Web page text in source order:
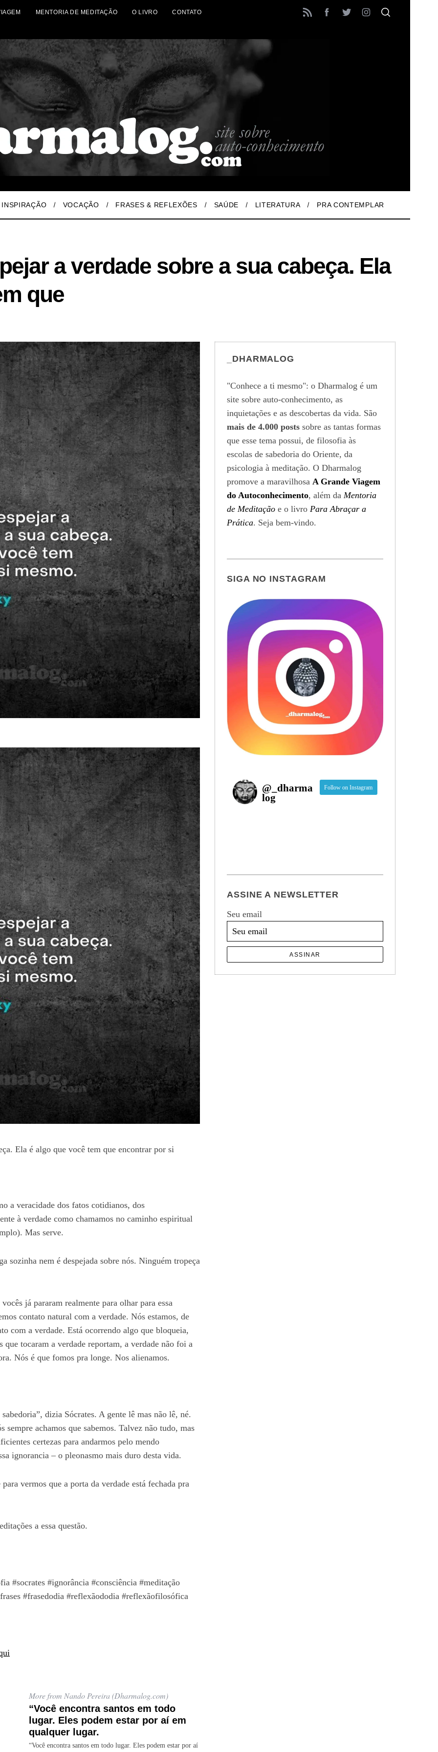
MENTORIA DE MEDITAÇÃO O LIVRO CONTATO
INSPIRAÇÃO VOCAÇÃO FRASES & REFLEXÕES SAÚDE LITERATURA PRA CONTEMPLAR
a verdade sobre a sua cabeça. Ela
que
Ela é algo que você tem que encontrar por si
a veracidade dos fatos cotidianos, dos
à verdade como chamamos no caminho espiritual
Mas serve.
sozinha nem é despejada sobre nós. Ninguém tropeça
já pararam realmente para olhar para essa
contato natural com a verdade. Nós estamos, de
com a verdade. Está ocorrendo algo que bloqueia,
tocaram a verdade reportam, a verdade não foi a
Nós é que fomos pra longe. Nos alienamos.
dizia Sócrates. A gente lê mas não lê, né.
achamos que sabemos. Talvez não tudo, mas
certezas para andarmos pelo mendo
ignorancia – o pleonasmo mais duro desta vida.
vermos que a porta da verdade está fechada pra
a essa questão.
#socrates #ignorância #consciência #meditação
#frasedodia #reflexãododia #reflexãofilosófica
More from Nando Pereira (Dharmalog.com)
“Você encontra santos em todo
lugar. Eles podem estar por aí em
qualquer lugar.
“Você encontra santos em todo lugar. Eles podem estar por aí
_DHARMALOG
"Conhece a ti mesmo": o Dharmalog é um
site sobre auto-conhecimento, as
inquietações e as descobertas da vida. São
mais de 4.000 posts sobre as tantas formas
que esse tema possui, de filosofia às
escolas de sabedoria do Oriente, da
psicologia à meditação. O Dharmalog
promove a maravilhosa A Grande Viagem
do Autoconhecimento, além da Mentoria
de Meditação e o livro Para Abraçar a
Prática. Seja bem-vindo.
SIGA NO INSTAGRAM
@ _dharma
log
Follow on Instagram
ASSINE A NEWSLETTER
Seu email
ASSINAR